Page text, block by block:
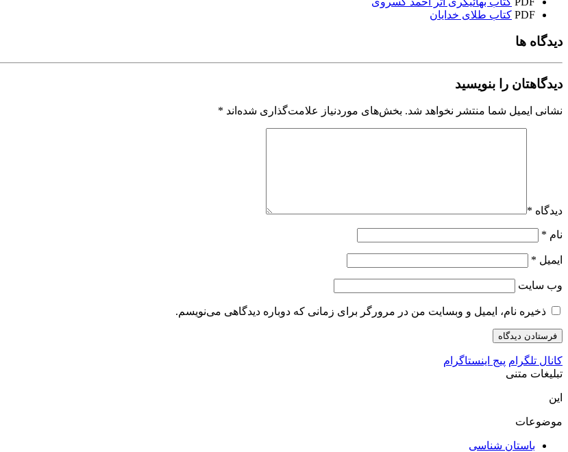
PDF کتاب طلای خدایان
دیدگاه ها
دیدگاهتان را بنویسید
نشانی ایمیل شما منتشر نخواهد شد. بخش‌های موردنیاز علامت‌گذاری شده‌اند *
دیدگاه *
نام *
ایمیل *
وب‌ سایت
ذخیره نام، ایمیل و وبسایت من در مرورگر برای زمانی که دوباره دیدگاهی می‌نویسم.
کانال تلگرام پیج اینستاگرام
تبلیغات متنی
این
موضوعات
باستان شناسی